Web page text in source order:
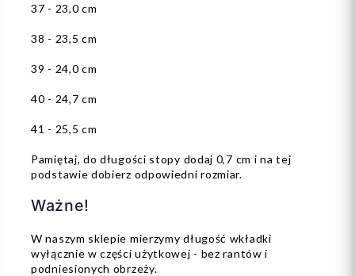
37 - 23,0 cm
38 - 23,5 cm
39 - 24,0 cm
40 - 24,7 cm
41 - 25,5 cm
Pamiętaj, do długości stopy dodaj 0,7 cm i na tej
podstawie dobierz odpowiedni rozmiar.
Ważne!
W naszym sklepie mierzymy długość wkładki
wyłącznie w części użytkowej - bez rantów i
podniesionych obrzeży.